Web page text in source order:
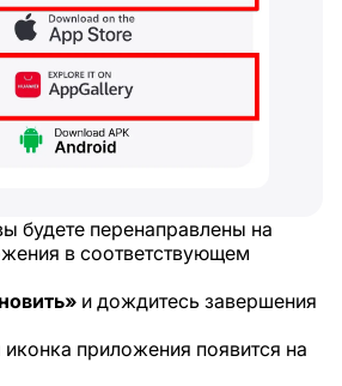
будете перенаправлены на
в соответствующем
и дождитесь завершения
приложения появится на